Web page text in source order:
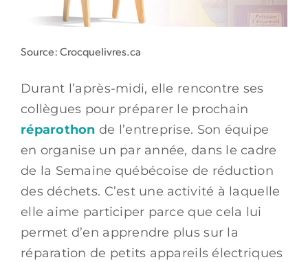
Source: Crocquelivres.ca
Durant l’après-midi, elle rencontre ses
collègues pour préparer le prochain
réparothon de l’entreprise. Son équipe
en organise un par année, dans le cadre
de la Semaine québécoise de réduction
des déchets. C’est une activité à laquelle
elle aime participer parce que cela lui
permet d’en apprendre plus sur la
réparation de petits appareils électriques